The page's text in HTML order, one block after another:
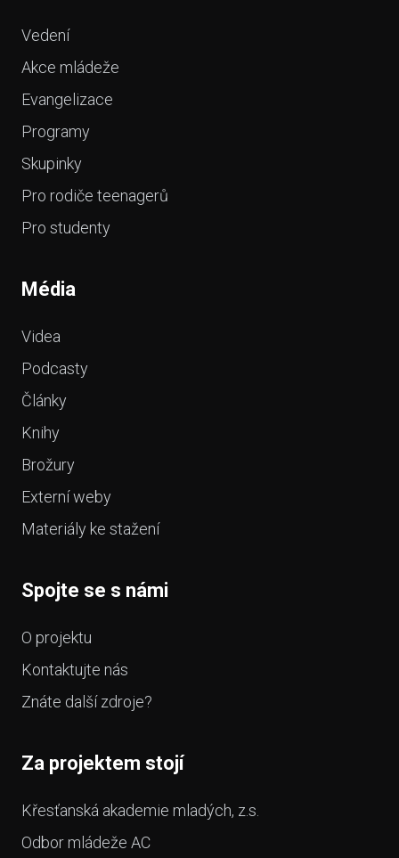
Vedení
Akce mládeže
Evangelizace
Programy
Skupinky
Pro rodiče teenagerů
Pro studenty
Média
Videa
Podcasty
Články
Knihy
Brožury
Externí weby
Materiály ke stažení
Spojte se s námi
O projektu
Kontaktujte nás
Znáte další zdroje?
Za projektem stojí
Křesťanská akademie mladých, z.s.
Odbor mládeže AC